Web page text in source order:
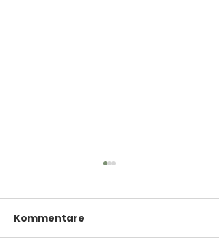
Kommentare